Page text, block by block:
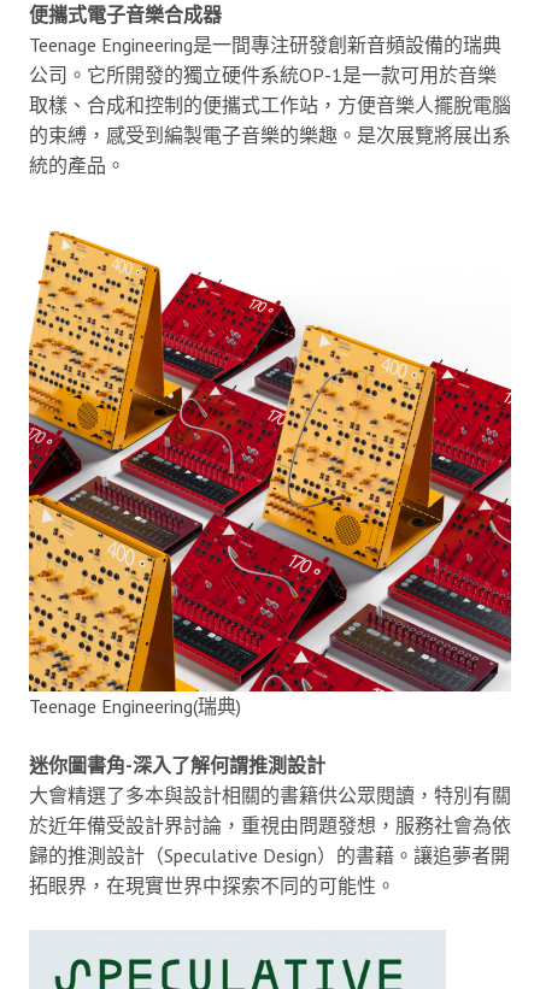
便攜式電子音樂合成器
Teenage Engineering是一間專注研發創新音頻設備的瑞典
公司。它所開發的獨立硬件系統OP-1是一款可用於音樂
取樣、合成和控制的便攜式工作站，方便音樂人擺脫電腦
的束縛，感受到編製電子音樂的樂趣。是次展覽將展出系
統的產品。
Teenage Engineering(瑞典)
迷你圖書角-深入了解何謂推測設計
大會精選了多本與設計相關的書籍供公眾閱讀，特別有關
於近年備受設計界討論，重視由問題發想，服務社會為依
歸的推測設計（Speculative Design）的書藉。讓追夢者開
拓眼界，在現實世界中探索不同的可能性。